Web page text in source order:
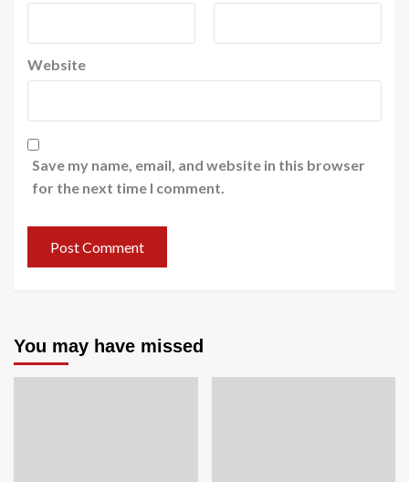
Website
Save my name, email, and website in this browser
for the next time I comment.
You may have missed